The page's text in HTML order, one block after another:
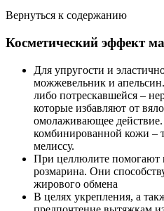
Вернуться к содержанию
Косметический эффект
Для упругости и
можжевельник и
либо потрескавшейся –
которые избавляют от
омолаживающее
комбинированной кожи –
мелиссу.
При целлюлите помогают
розмарина. Они
жирового обмена
В целях укрепления, а